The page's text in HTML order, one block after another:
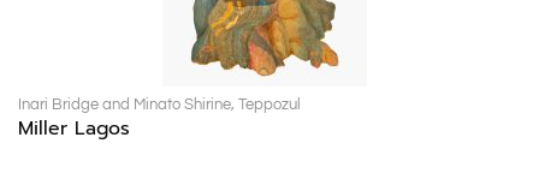
Inari Bridge and Minato Shirine, Teppozul
Miller Lagos